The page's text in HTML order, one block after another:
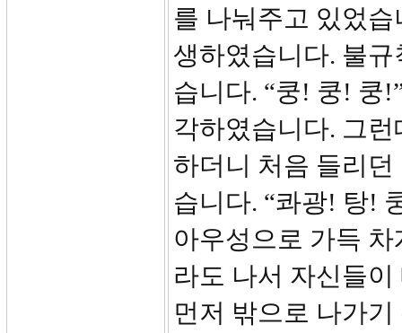
를 나눠주고 있었
생하였습니다. 불
습니다. “쿵! 쿵! 쿵
각하였습니다. 그
하더니 처음 들리
습니다. “콰광! 탕!
아우성으로 가득
라도 나서 자신들
먼저 밖으로 나가